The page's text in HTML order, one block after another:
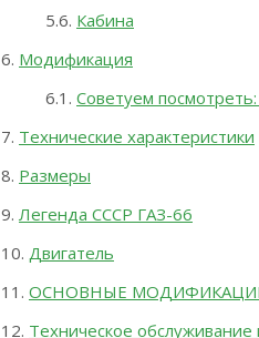
Кабина
Модификация
Советуем
Технические характеристики
Размеры
Легенда СССР ГАЗ-66
Двигатель
ОСНОВНЫЕ
Техническое